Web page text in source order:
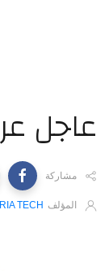
عاجل
مشاركة
المؤلف TECH